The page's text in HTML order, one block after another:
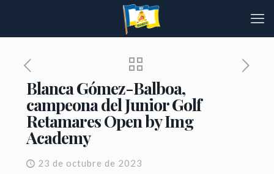
Blanca Gómez-Balboa,
campeona del Junior Golf
Retamares Open by Img
Academy
23 de octubre de 2023